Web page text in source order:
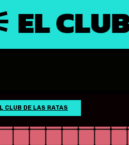
CLUB
CLUB DE LAS RATAS